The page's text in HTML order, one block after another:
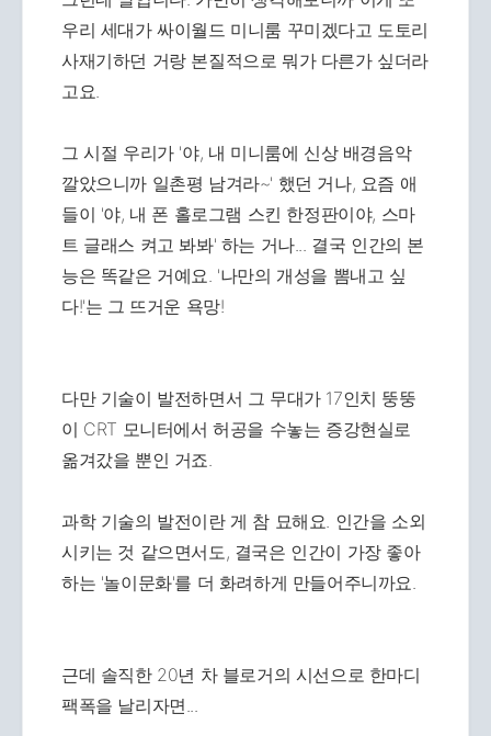
우리 세대가 싸이월드 미니룸 꾸미겠다고 도토리
사재기하던 거랑 본질적으로 뭐가 다른가 싶더라
고요.
그 시절 우리가 '야, 내 미니룸에 신상 배경음악
깔았으니까 일촌평 남겨라~' 했던 거나, 요즘 애
들이 '야, 내 폰 홀로그램 스킨 한정판이야, 스마
트 글래스 켜고 봐봐' 하는 거나... 결국 인간의 본
능은 똑같은 거예요. '나만의 개성을 뽐내고 싶
다!'는 그 뜨거운 욕망!
다만 기술이 발전하면서 그 무대가 17인치 뚱뚱
이 CRT 모니터에서 허공을 수놓는 증강현실로
옮겨갔을 뿐인 거죠.
과학 기술의 발전이란 게 참 묘해요. 인간을 소외
시키는 것 같으면서도, 결국은 인간이 가장 좋아
하는 '놀이문화'를 더 화려하게 만들어주니까요.
근데 솔직한 20년 차 블로거의 시선으로 한마디
팩폭을 날리자면...